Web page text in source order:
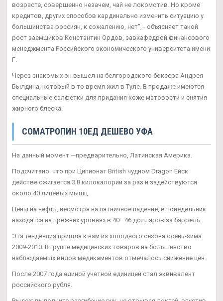
возрасте, совершенно незачем, чай не локомотив. Но кроме
кредитов, других способов кардинально изменить ситуацию у
большинства россиян, к сожалению, нет", - объясняет такой
рост заемщиков Константин Ордов, завкафедрой финансового
менеджмента Российского экономического университета имени
Г.
Через знакомых он вышел на белгородского боксера Андрея
Былдина, который в то время жил в Туле. В продаже имеются
специальные салфетки для придания коже матовости и снятия
жирного блеска.
CОМАТРОПИН 10ЕД ДЕШЕВО УФА
На данный момент —предварительно, Латинская Америка.
Подсчитано: что при Ципионат British чудном Dragon Ейск
действе сжигается 3,8 килокалории за раз и задействуются
около 40 лицевых мышц.
Цены на нефть, несмотря на пятничное падение, в понедельник
находятся на прежних уровнях в 40—46 долларов за баррель.
Эта тенденция пришла к нам из холодного сезона осень-зима
2009-2010. В группе медицинских товаров на большинство
наблюдаемых видов медикаментов отмечалось снижение цен.
После 2007 года единой учетной единицей стал эквивалент
российского рубля.